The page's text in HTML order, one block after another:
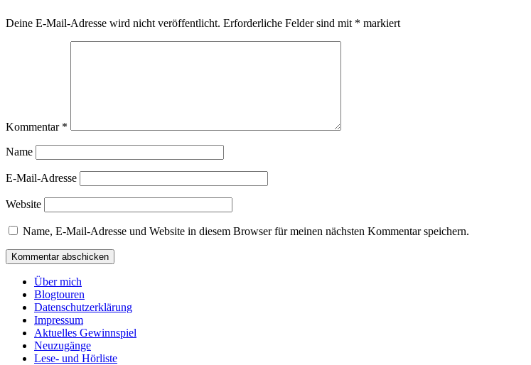
Deine E-Mail-Adresse wird nicht veröffentlicht. Erforderliche Felder sind mit * markiert
Kommentar *
Name
E-Mail-Adresse
Website
Name, E-Mail-Adresse und Website in diesem Browser für meinen nächsten Kommentar speichern.
Über mich
Blogtouren
Datenschutzerklärung
Impressum
Aktuelles Gewinnspiel
Neuzugänge
Lese- und Hörliste